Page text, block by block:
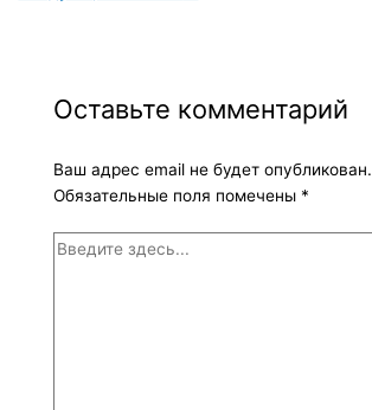
Оставьте комментарий
Ваш адрес email не будет опубликован.
Обязательные поля помечены *
Введите